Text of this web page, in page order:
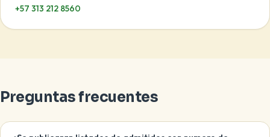
+57 313 212 8560
Preguntas frecuentes